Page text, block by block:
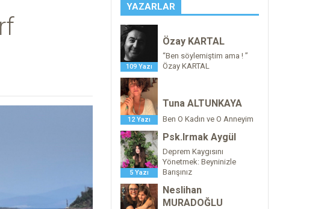
YAZARLAR
109 Yazı
Özay KARTAL
“Ben söylemiştim ama ! ”
Özay KARTAL
12 Yazı
Tuna ALTUNKAYA
Ben O Kadın ve O Anneyim
5 Yazı
Psk.Irmak Aygül
Deprem Kaygısını
Yönetmek: Beyninizle
Barışınız
Neslihan
MURADOĞLU